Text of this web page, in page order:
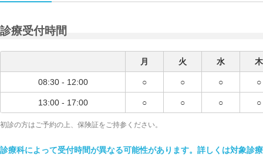
診療受付時間
月 火 水 木
08:30 - 12:00 ○ ○ ○ ○
13:00 - 17:00 ○ ○ ○ ○
初診の方はご予約の上、保険証をご持参ください。
診療科によって受付時間が異なる可能性があります。詳しくは対象診